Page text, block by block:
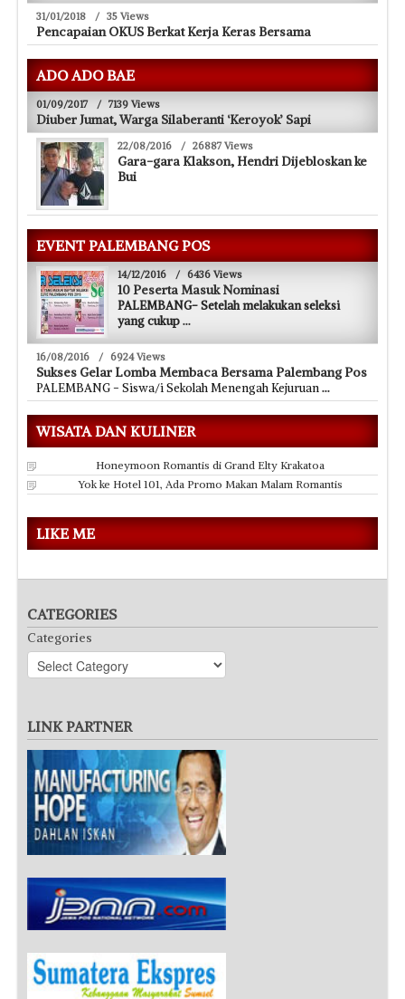
31/01/2018 / 35 Views
Pencapaian OKUS Berkat Kerja Keras Bersama
ADO ADO BAE
01/09/2017 / 7139 Views
Diuber Jumat, Warga Silaberanti ‘Keroyok’ Sapi
22/08/2016 / 26887 Views
Gara-gara Klakson, Hendri Dijebloskan ke
Bui
EVENT PALEMBANG POS
14/12/2016 / 6436 Views
10 Peserta Masuk Nominasi
PALEMBANG- Setelah melakukan seleksi
yang cukup...
16/08/2016 / 6924 Views
Sukses Gelar Lomba Membaca Bersama Palembang Pos
PALEMBANG - Siswa/i Sekolah Menengah Kejuruan...
WISATA DAN KULINER
Honeymoon Romantis di Grand Elty Krakatoa
Yok ke Hotel 101, Ada Promo Makan Malam Romantis
LIKE ME
CATEGORIES
Categories
LINK PARTNER